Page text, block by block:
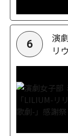
6
演
リ